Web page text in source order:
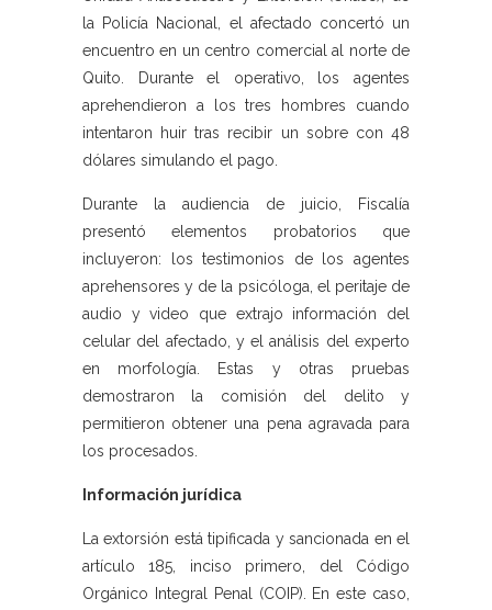
la Policía Nacional, el afectado concertó un
encuentro en un centro comercial al norte de
Quito. Durante el operativo, los agentes
aprehendieron a los tres hombres cuando
intentaron huir tras recibir un sobre con 48
dólares simulando el pago.
Durante la audiencia de juicio, Fiscalía
presentó elementos probatorios que
incluyeron: los testimonios de los agentes
aprehensores y de la psicóloga, el peritaje de
audio y video que extrajo información del
celular del afectado, y el análisis del experto
en morfología. Estas y otras pruebas
demostraron la comisión del delito y
permitieron obtener una pena agravada para
los procesados.
Información jurídica
La extorsión está tipificada y sancionada en el
artículo 185, inciso primero, del Código
Orgánico Integral Penal (COIP). En este caso,